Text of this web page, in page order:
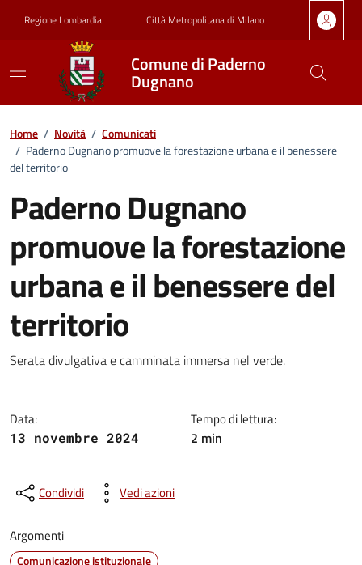
Regione Lombardia Città Metropolitana di Milano
Comune di Paderno
Dugnano
Home / Novità / Comunicati
/ Paderno Dugnano promuove la forestazione urbana e il benessere
del territorio
Paderno Dugnano
promuove la forestazione
urbana e il benessere del
territorio
Dettagli della notizia
Serata divulgativa e camminata immersa nel verde.
Data:
13 novembre 2024
Tempo di lettura:
2 min
Condividi Vedi azioni
Argomenti
Comunicazione istituzionale